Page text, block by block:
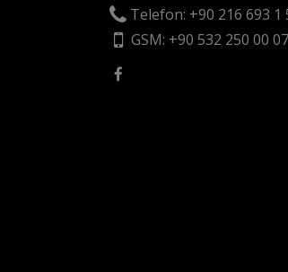
Telefon: +90 216 693 1
GSM: +90 532 250 00 07